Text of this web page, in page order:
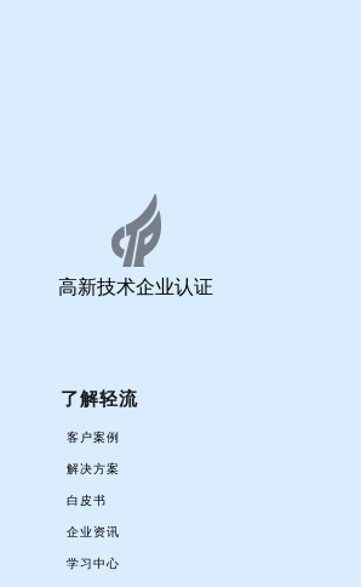
高新技术企业认证
了解轻流
客户案例
解决方案
白皮书
企业资讯
学习中心